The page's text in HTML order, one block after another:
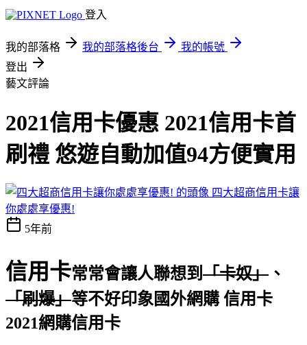
登入
我的部落格 我的部落格後台
我的帳號
登出
藝文評論
2021信用卡優惠 2021信用卡首
刷禮 悠遊自動加值94方便實用
四大超商信用卡讓
你處處享優惠!
5年前
信用卡常常會讓人聯想到 「卡奴」 、
「刷爆」等不好印象國外網購 信用卡
2021網購信用卡